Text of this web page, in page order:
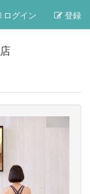
ログイン 登録